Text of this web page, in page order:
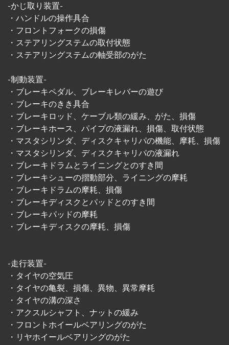
-かじ取り装置-
・ハンドルの操作具合
・フロントフォークの損傷
・ステアリングステムの取付状態
・ステアリングステムの軸受部のがた
-制動装置-
・ブレーキペダル、ブレーキレバーの遊び
・ブレーキのきき具合
・ブレーキロッド、ケーブル類の緩み、がた、損傷
・ブレーキホース、パイプの液漏れ、損傷、取付状態
・マスタシリンダ、ディスクキャリパの機能、摩耗、損傷
・マスタシリンダ、ディスクキャリパの液漏れ
・ブレーキドラムとライニングとのすき間
・ブレーキシューの摺動部分、ライニングの摩耗
・ブレーキドラムの摩耗、損傷
・ブレーキディスクとパッドとのすき間
・ブレーキパッドの摩耗
・ブレーキディスクの摩耗、損傷
-走行装置-
・タイヤの空気圧
・タイヤの亀裂、損傷、異物、異常摩耗
・タイヤの溝の深さ
・アクスルシャフト、ナットの緩み
・フロントホイールベアリングのがた
・リヤホイールベアリングのがた